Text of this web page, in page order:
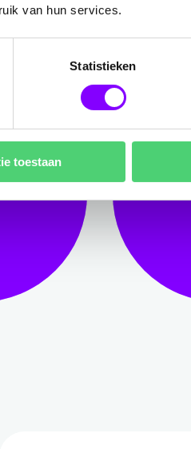
van hun services.
Statistieken
toestaan